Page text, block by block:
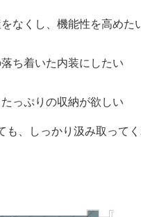
なくし、機能性を高めた
ち着いた内装にしたい
っぷりの収納が欲しい
も、しっかり汲み取っ